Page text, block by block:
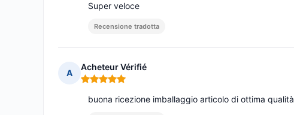
Super veloce
Recensione tradotta
A
Acheteur Vérifié
Nota: 5 su 5
buona ricezione imballaggio articolo di ottima qualità